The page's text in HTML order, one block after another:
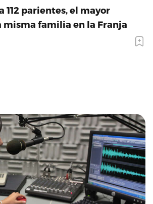
112 parientes, el mayor
misma familia en la Franja